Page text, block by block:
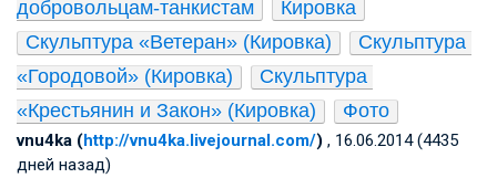
добровольцам-танкистам
Кировка
Скульптура «Ветеран» (Кировка)
Скульптура
«Городовой» (Кировка)
Скульптура
«Крестьянин и Закон» (Кировка)
Фото
vnu4ka (http://vnu4ka.livejournal.com/) , 16.06.2014 (4435
дней назад)